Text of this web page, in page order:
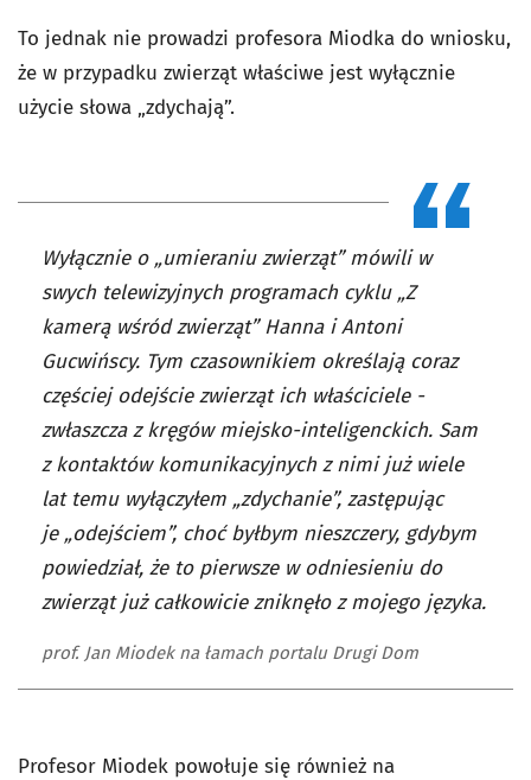
To jednak nie prowadzi profesora Miodka do wniosku,
że w przypadku zwierząt właściwe jest wyłącznie
użycie słowa „zdychają”.
Wyłącznie o „umieraniu zwierząt” mówili w
swych telewizyjnych programach cyklu „Z
kamerą wśród zwierząt” Hanna i Antoni
Gucwińscy. Tym czasownikiem określają coraz
częściej odejście zwierząt ich właściciele -
zwłaszcza z kręgów miejsko-inteligenckich. Sam
z kontaktów komunikacyjnych z nimi już wiele
lat temu wyłączyłem „zdychanie”, zastępując
je „odejściem”, choć byłbym nieszczery, gdybym
powiedział, że to pierwsze w odniesieniu do
zwierząt już całkowicie zniknęło z mojego języka.
prof. Jan Miodek na łamach portalu Drugi Dom
Profesor Miodek powołuje się również na